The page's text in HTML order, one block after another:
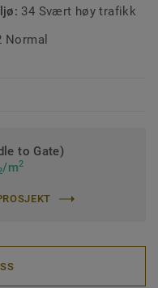
34 Svært høy trafikk
Normal
to Gate)
/m2